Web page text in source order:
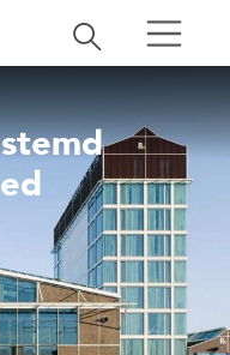
Zoekbalk
zoeken